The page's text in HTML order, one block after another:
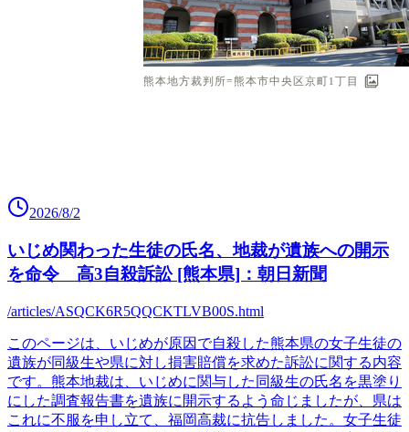
2026/8/2
いじめ関わった生徒の氏名、地裁が遺族への開示
を命令 高3自殺訴訟 [熊本県]：朝日新聞
/articles/ASQCK6R5QQCKTLVB00S.html
このページは、いじめが原因で自殺した熊本県の女子生徒の
遺族が同級生や県に対し損害賠償を求めた訴訟に関する内容
です。熊本地裁は、いじめに関与した同級生の氏名を黒塗り
にした調査報告書を遺族に開示するよう命じましたが、県は
これに不服を申し立て、福岡高裁に抗告しました。女子生徒